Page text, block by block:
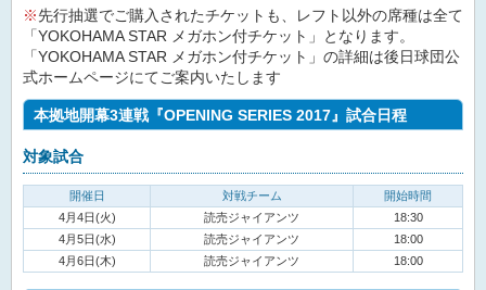
※先行抽選でご購入されたチケットも、レフト以外の席種は全て
「YOKOHAMA STAR メガホン付チケット」となります。
「YOKOHAMA STAR メガホン付チケット」の詳細は後日球団公
式ホームページにてご案内いたします
本拠地開幕3連戦『OPENING SERIES 2017』試合日程
対象試合
開催日 対戦チーム
開始時間
4月4日(火)
読売ジャイアンツ
18:30
4月5日(水)
読売ジャイアンツ
18:00
4月6日(木)
読売ジャイアンツ 18:00